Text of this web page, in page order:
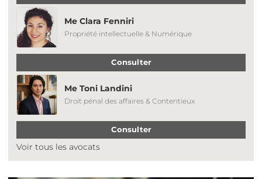
Me Clara Fenniri
Propriété intellectuelle & Numérique
Consulter
Me Toni Landini
Droit pénal des affaires & Contentieux
Consulter
Voir tous les avocats